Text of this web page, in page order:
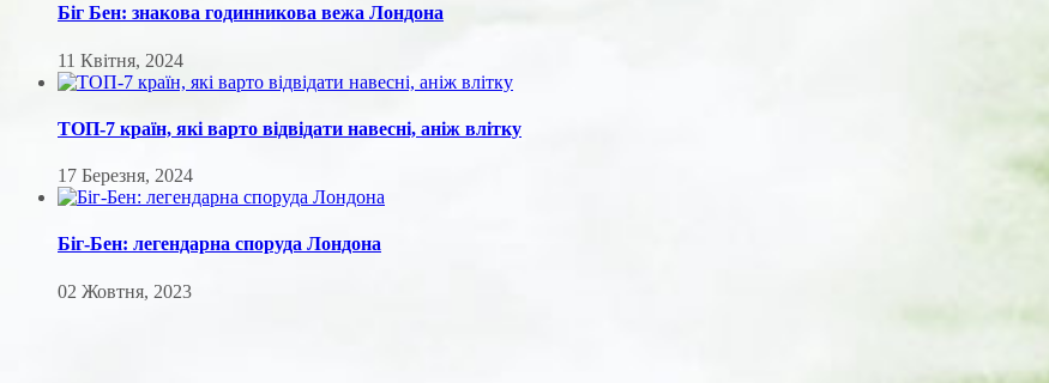
Біг Бен: знакова годинникова вежа Лондона
11 Квітня, 2024
ТОП-7 країн, які варто відвідати навесні, аніж влітку
17 Березня, 2024
Біг-Бен: легендарна споруда Лондона
02 Жовтня, 2023